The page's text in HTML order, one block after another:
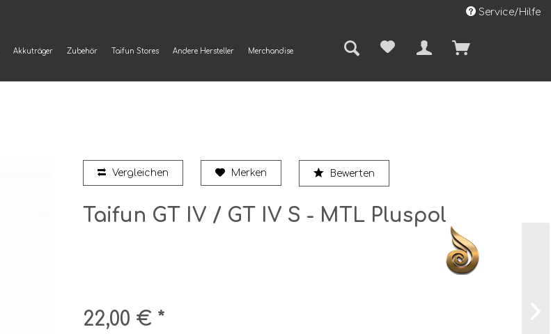
Service/Hilfe
Akkuträger Zubehör Taifun Stores Andere Hersteller Merchandise
Taifun GT IV / GT IV S - MTL Pluspol
22,00 € *
Vergleichen Merken Bewerten